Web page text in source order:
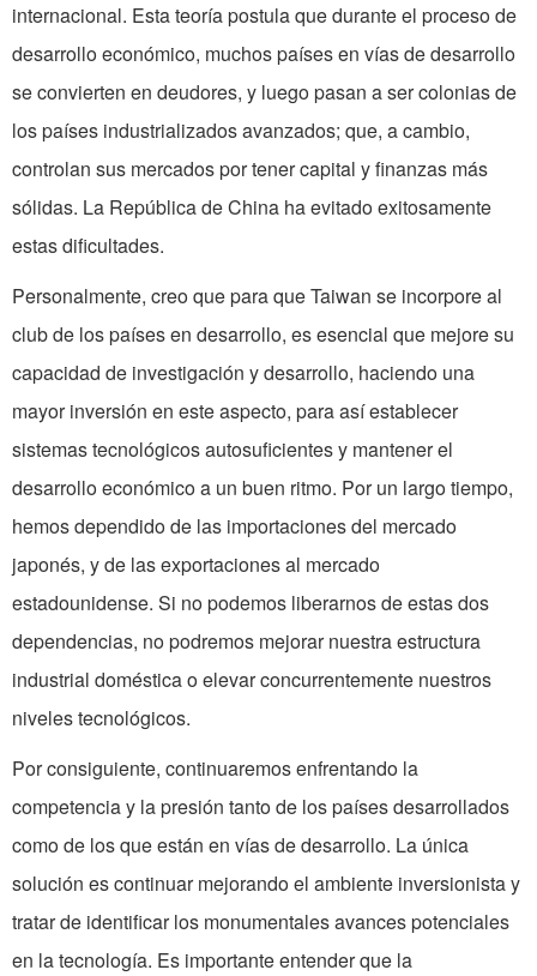
internacional. Esta teoría postula que durante el proceso de
desarrollo económico, muchos países en vías de desarrollo
se convierten en deudores, y luego pasan a ser colonias de
los países industrializados avanzados; que, a cambio,
controlan sus mercados por tener capital y finanzas más
sólidas. La República de China ha evitado exitosamente
estas dificultades.
Personalmente, creo que para que Taiwan se incorpore al
club de los países en desarrollo, es esencial que mejore su
capacidad de investigación y desarrollo, haciendo una
mayor inversión en este aspecto, para así establecer
sistemas tecnológicos autosuficientes y mantener el
desarrollo económico a un buen ritmo. Por un largo tiempo,
hemos dependido de las importaciones del mercado
japonés, y de las exportaciones al mercado
estadounidense. Si no podemos liberarnos de estas dos
dependencias, no podremos mejorar nuestra estructura
industrial doméstica o elevar concurrentemente nuestros
niveles tecnológicos.
Por consiguiente, continuaremos enfrentando la
competencia y la presión tanto de los países desarrollados
como de los que están en vías de desarrollo. La única
solución es continuar mejorando el ambiente inversionista y
tratar de identificar los monumentales avances potenciales
en la tecnología. Es importante entender que la